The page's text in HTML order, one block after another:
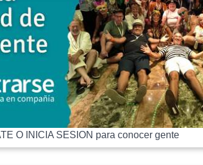
O INICIA SESION para conocer gente